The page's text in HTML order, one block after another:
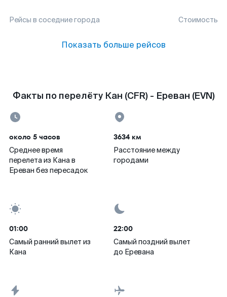
Рейсы в соседние города Стоимость
Показать больше рейсов
Факты по перелёту Кан (CFR) - Ереван (EVN)
около 5 часов
Среднее время
перелета из Кана в
Ереван без пересадок
3634 км
Расстояние между
городами
01:00
Самый ранний вылет из
Кана
22:00
Самый поздний вылет
до Еревана